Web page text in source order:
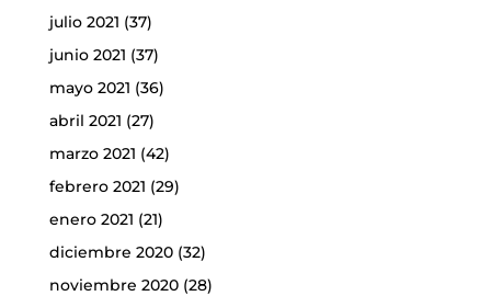
julio 2021 (37)
junio 2021 (37)
mayo 2021 (36)
abril 2021 (27)
marzo 2021 (42)
febrero 2021 (29)
enero 2021 (21)
diciembre 2020(32)
noviembre 2020(28)